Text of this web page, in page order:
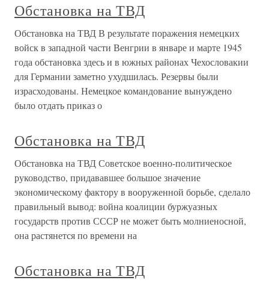
Обстановка на ТВД
Обстановка на ТВД В результате поражения немецких
войск в западной части Венгрии в январе и марте 1945
года обстановка здесь и в южных районах Чехословакии
для Германии заметно ухудшилась. Резервы были
израсходованы. Немецкое командование вынуждено
было отдать приказ о
Обстановка на ТВД
Обстановка на ТВД Советское военно-политическое
руководство, придававшее большое значение
экономическому фактору в вооруженной борьбе, сделало
правильный вывод: война коалиции буржуазных
государств против СССР не может быть молниеносной,
она растянется по времени на
Обстановка на ТВД